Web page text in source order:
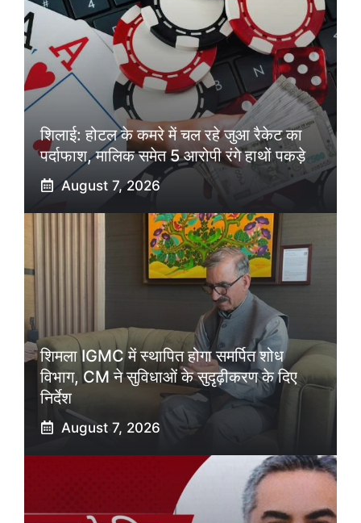
शिलाई: होटल के कमरे में चल रहे जुआ रैकेट का
पर्दाफाश, मालिक समेत 5 आरोपी रंगे हाथों पकड़े
August 7, 2026
शिमला IGMC में स्थापित होगा समर्पित शोध
विभाग, CM ने सुविधाओं के सुदृढ़ीकरण के दिए
निर्देश
August 7, 2026